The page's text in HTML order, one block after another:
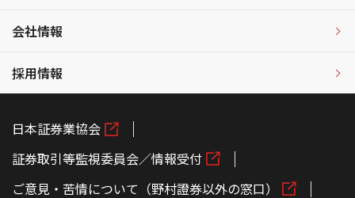
会社情報
採用情報
日本証券業協会
証券取引等監視委員会／情報受付
ご意見・苦情について（野村證券以外の窓口）